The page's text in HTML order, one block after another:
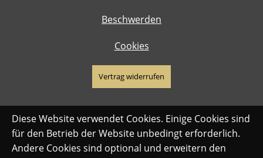
Beschwerden
Cookies
Vertrag widerrufen
Diese Website verwendet Cookies. Einige Cookies sind
für den Betrieb der Website unbedingt erforderlich.
Andere Cookies sind optional und erweitern den